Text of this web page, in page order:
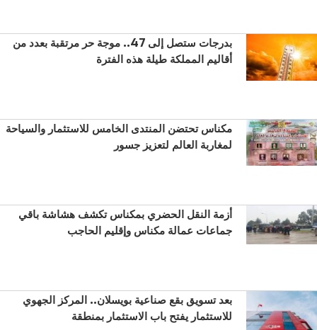
بدرجات ستصل إلى 47.. موجة حر مرتقبة بعدد من
أقاليم المملكة طيلة هذه الفترة
مكناس تحتضن المنتدى الخامس للاستثمار والسياحة
لمغاربة العالم لتعزيز جسور
أزمة النقل الحضري بمكناس تكشف هشاشة باقي
جماعات عمالة مكناس وإقليم الحاجب
بعد تسويق بقع صناعية بويسلان.. المركز الجهوي
للاستثمار يفتح باب الاستثمار بمنطقة